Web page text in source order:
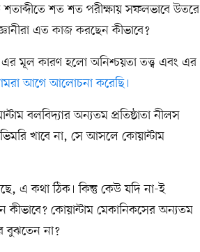
শত শত পরীক্ষায় সফলভাবে উতরে
এত কাজ করছেন কীভাবে?
মূল কারণ হলো অনিশ্চয়তা তত্ত্ব এবং এর
আগে আলোচনা করেছি।
বলবিদ্যার অন্যতম প্রতিষ্ঠাতা নীলস
খাবে না, সে আসলে কোয়ান্টাম
এ কথা ঠিক। কিন্তু কেউ যদি না-ই
কীভাবে? কোয়ান্টাম মেকানিকসের অন্যতম
বুঝতেন না?